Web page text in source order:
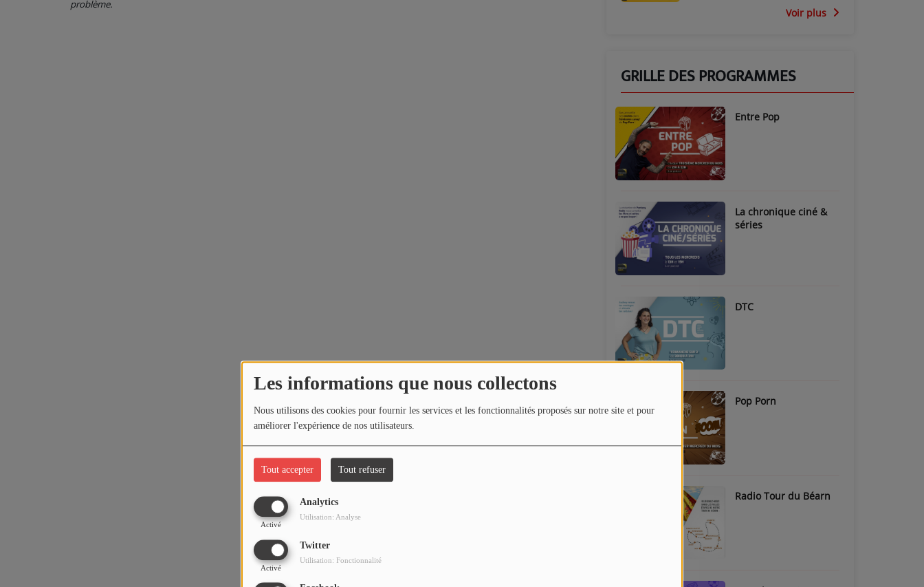
Les informations que nous collectons
Nous utilisons des cookies pour fournir les services et les fonctionnalités proposés sur notre site et pour
améliorer l'expérience de nos utilisateurs.
Tout accepter Tout refuser
Analytics
Activé
Utilisation: Analyse
Twitter
Activé
Utilisation: Fonctionnalité
problème.
Voir plus
GRILLE DES PROGRAMMES
Entre Pop
La chronique ciné &
séries
DTC
Pop Porn
Radio Tour du Béarn